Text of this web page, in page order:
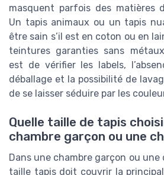
masquent parfois des matières
Un tapis animaux ou un tapis
être sain s’il est en coton ou en
teintures garanties sans
est de vérifier les labels,
déballage et la possibilité de
de se laisser séduire par les
Quelle taille de tapis
chambre garçon ou une
Dans une chambre garçon ou une
taille tapis doit couvrir la